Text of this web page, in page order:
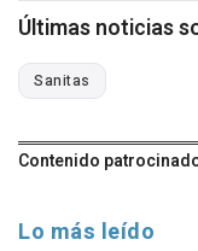
Últimas noticias
Sanitas
Contenido
Lo más leído